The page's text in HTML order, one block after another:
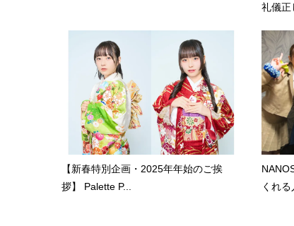
礼儀正
【新春特別企画・2025年年始のご挨
拶】 Palette P...
くれ